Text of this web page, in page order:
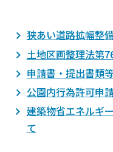
狭あい道路拡幅整
土地区画整理法第
申請書・提出書類
公園内行為許可申
建築物省エネルギ
て